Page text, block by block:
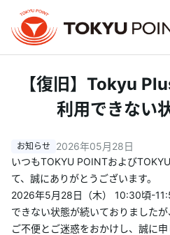
お支払い明細やポイント残高を
Tokyu Plusへログインが必
トップ
TOKYU POINTとは？
【復旧】Tokyu
利用できない
2026年05月28日
いつもTOKYU POINTおよび
て、誠にありがとうございます。
2026年5月28日（木） 10:30頃-
できない状態が続いておりましたが
ご不便とご迷惑をおかけし、誠に申